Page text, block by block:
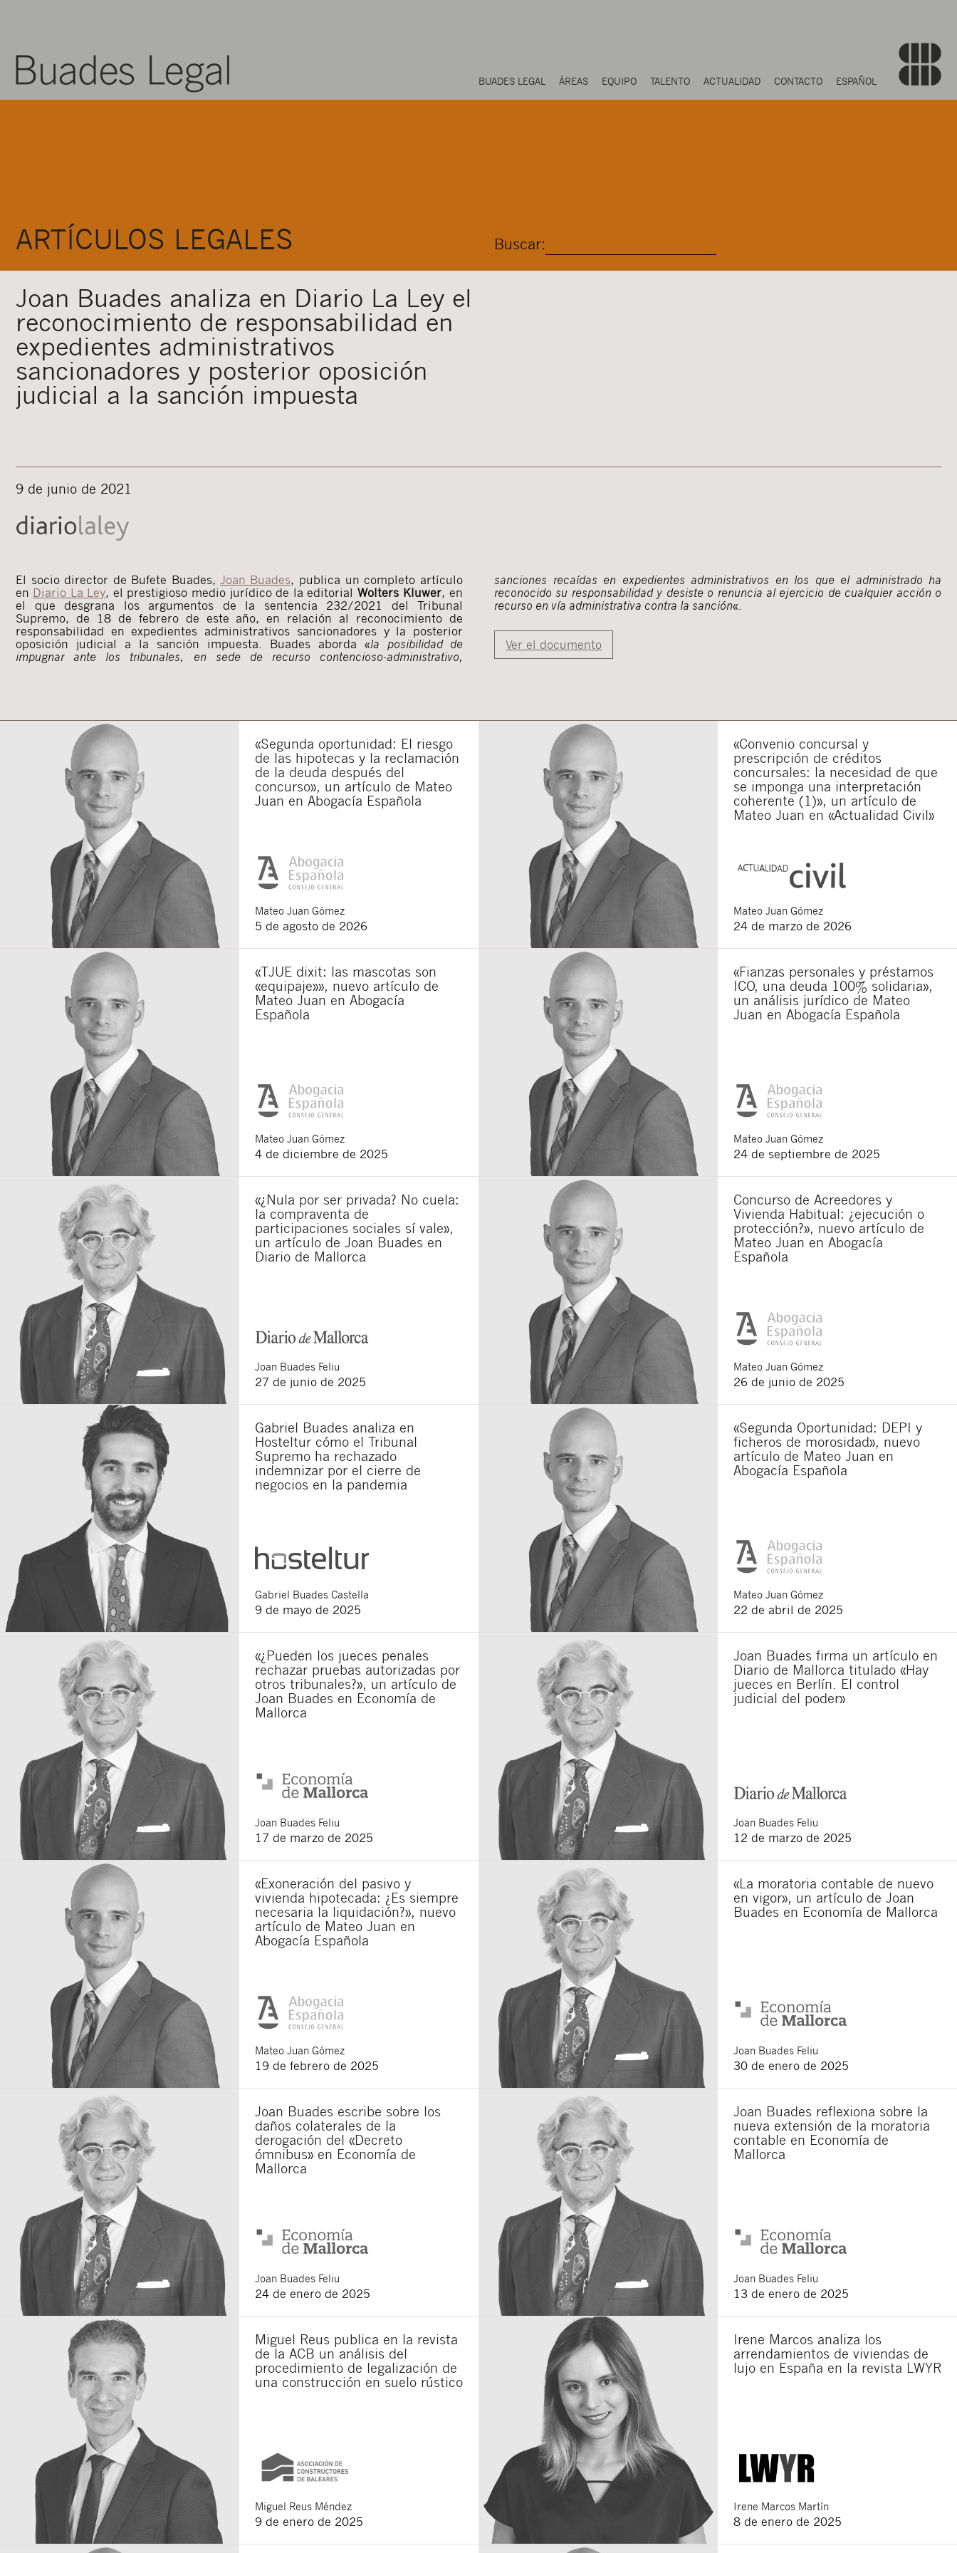
BUADES LEGAL ÁREAS EQUIPO TALENTO ACTUALIDAD CONTACTO ESPAÑOL
ARTÍCULOS LEGALES Buscar:
Joan Buades analiza en Diario La Ley el
reconocimiento de responsabilidad en
expedientes administrativos
sancionadores y posterior oposición
judicial a la sanción impuesta
9 de junio de 2021
El socio director de Bufete Buades, Joan Buades, publica un completo artículo
en Diario La Ley, el prestigioso medio jurídico de la editorial Wolters Kluwer, en
el que desgrana los argumentos de la sentencia 232/2021 del Tribunal
Supremo, de 18 de febrero de este año, en relación al reconocimiento de
responsabilidad en expedientes administrativos sancionadores y la posterior
oposición judicial a la sanción impuesta. Buades aborda «la posibilidad de
impugnar ante los tribunales, en sede de recurso contencioso-administrativo,
sanciones recaídas en expedientes administrativos en los que el administrado ha
reconocido su responsabilidad y desiste o renuncia al ejercicio de cualquier acción o
recurso en vía administrativa contra la sanción«.
Ver el documento
«Segunda oportunidad: El riesgo
de las hipotecas y la reclamación
de la deuda después del
concurso», un artículo de Mateo
Juan en Abogacía Española
Mateo Juan Gómez
5 de agosto de 2026
«Convenio concursal y
prescripción de créditos
concursales: la necesidad de que
se imponga una interpretación
coherente (1)», un artículo de
Mateo Juan en «Actualidad Civil»
Mateo Juan Gómez
24 de marzo de 2026
«TJUE dixit: las mascotas son
«equipaje»», nuevo artículo de
Mateo Juan en Abogacía
Española
Mateo Juan Gómez
4 de diciembre de 2025
«Fianzas personales y préstamos
ICO, una deuda 100% solidaria»,
un análisis jurídico de Mateo
Juan en Abogacía Española
Mateo Juan Gómez
24 de septiembre de 2025
«¿Nula por ser privada? No cuela:
la compraventa de
participaciones sociales sí vale»,
un artículo de Joan Buades en
Diario de Mallorca
Joan Buades Feliu
27 de junio de 2025
Concurso de Acreedores y
Vivienda Habitual: ¿ejecución o
protección?», nuevo artículo de
Mateo Juan en Abogacía
Española
Mateo Juan Gómez
26 de junio de 2025
Gabriel Buades analiza en
Hosteltur cómo el Tribunal
Supremo ha rechazado
indemnizar por el cierre de
negocios en la pandemia
Gabriel Buades Castella
9 de mayo de 2025
«Segunda Oportunidad: DEPI y
ficheros de morosidad», nuevo
artículo de Mateo Juan en
Abogacía Española
Mateo Juan Gómez
22 de abril de 2025
«¿Pueden los jueces penales
rechazar pruebas autorizadas por
otros tribunales?», un artículo de
Joan Buades en Economía de
Mallorca
Joan Buades Feliu
17 de marzo de 2025
Joan Buades firma un artículo en
Diario de Mallorca titulado «Hay
jueces en Berlín. El control
judicial del poder»
Joan Buades Feliu
12 de marzo de 2025
«Exoneración del pasivo y
vivienda hipotecada: ¿Es siempre
necesaria la liquidación?», nuevo
artículo de Mateo Juan en
Abogacía Española
Mateo Juan Gómez
19 de febrero de 2025
«La moratoria contable de nuevo
en vigor», un artículo de Joan
Buades en Economía de Mallorca
Joan Buades Feliu
30 de enero de 2025
Joan Buades escribe sobre los
daños colaterales de la
derogación del «Decreto
ómnibus» en Economía de
Mallorca
Joan Buades Feliu
24 de enero de 2025
Joan Buades reflexiona sobre la
nueva extensión de la moratoria
contable en Economía de
Mallorca
Joan Buades Feliu
13 de enero de 2025
Miguel Reus publica en la revista
de la ACB un análisis del
procedimiento de legalización de
una construcción en suelo rústico
Miguel Reus Méndez
9 de enero de 2025
Irene Marcos analiza los
arrendamientos de viviendas de
lujo en España en la revista LWYR
Irene Marcos Martín
8 de enero de 2025
Acepto recibir comunicaciones sobre nuevos artículos legales.
Acepto lascondiciones legalesyde privacidadde esta web.
Al pulsar el botón de envío manifiesta haber leído la siguiente información básica sobre privacidad: El responsable del tratamiento
es Buades Legal S.L. La finalidad es la atención a su solicitud. Tiene derecho a acceder, rectificar y suprimir los datos, así como
otros derechos como se explica en la política de privacidad de nuestra web